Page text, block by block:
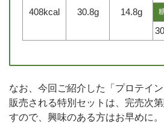
408kcal 30.8g 14.8g
なお、今回ご紹介した「プロテイ
販売される特別セットは、完売次
すので、興味のある方はお早めに。